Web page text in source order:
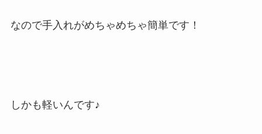
なので手入れがめちゃめちゃ簡単です！
しかも軽いんです♪